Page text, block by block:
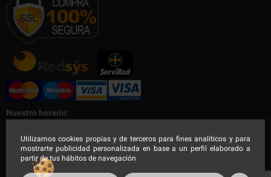
Utilizamos cookies propias y de terceros para fines analíticos y para
mostrarte publicidad personalizada en base a un perfil elaborado a
partir de tus hábitos de navegación
Nuestro horario:
Nuestro horario de Lunes a Viernes
Mañana de 9:00 a 14:30h - Tarde de 16:00 a 19:00h